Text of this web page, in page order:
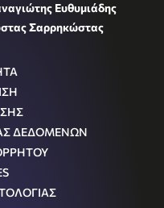
Ευθυμιάδης
Σαρρηκώστας
ΔΕΔΟΜΕΝΩΝ